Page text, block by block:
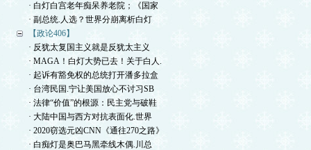
· 白灯白宫老年痴呆养老院；《国家
· 副总统.人选？世界分崩离析白灯
【政论406】
· 反犹太复国主义就是反犹太主义
· MAGA！白灯大势已去！关于白人.
· 起诉有豁免权的总统打开潘多拉盒
· 台湾民国.宁让美国放心不讨习SB
· 法律“价值”的根源：民主党与破鞋
· 大陆中国与西方对抗表面化.世界
· 2020窃选元凶CNN《通往270之路》
· 白痴灯是奥巴马黑牵线木偶.川总